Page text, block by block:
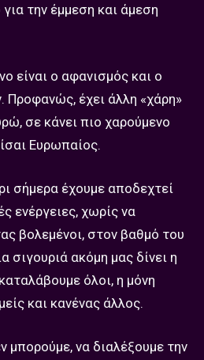
την έμμεση και άμεση
είναι ο αφανισμός και ο
Προφανώς, έχει άλλη «χάρη»
σε κάνει πιο χαρούμενο
Ευρωπαίος.
σήμερα έχουμε αποδεχτεί
ενέργειες, χωρίς να
βολεμένοι, στον βαθμό του
σιγουριά ακόμη μας δίνει η
όλοι, η μόνη
και κανένας άλλος.
μπορούμε, να διαλέξουμε την